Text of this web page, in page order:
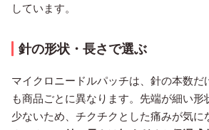
しています。
針の形状・長さで選ぶ
マイクロニードルパッチは、針の本数だ
も商品ごとに異なります。先端が細い
少ないため、チクチクとした痛みが気に